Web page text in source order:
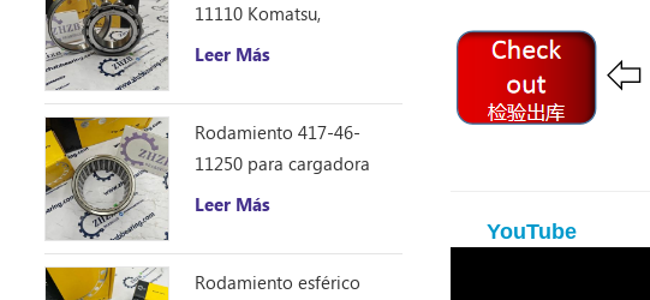
YouTube
11110 Komatsu,
repuestos para
Leer Más
Rodamiento 417-46-
11250 para cargadora
Komatsu WA150-6
Leer Más
Rodamiento esférico